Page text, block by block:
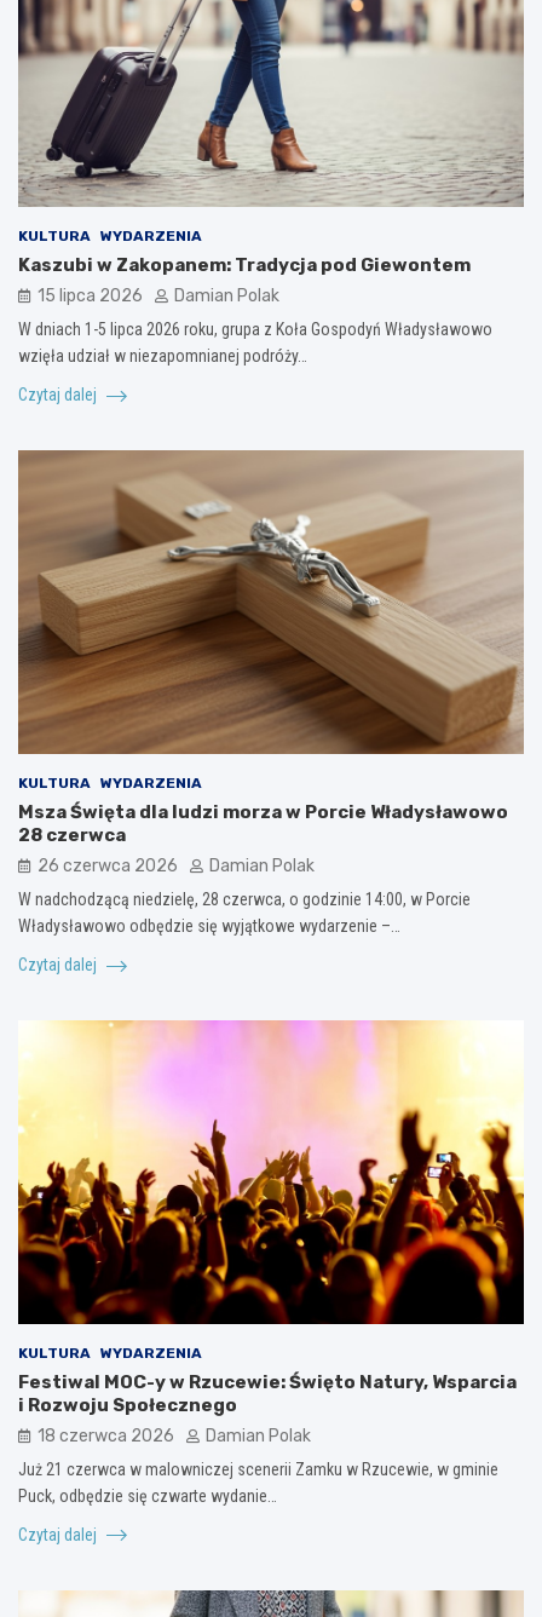
KULTURA WYDARZENIA
Kaszubi w Zakopanem: Tradycja pod Giewontem
15 lipca 2026 Damian Polak
W dniach 1-5 lipca 2026 roku, grupa z Koła Gospodyń Władysławowo
wzięła udział w niezapomnianej podróży…
Czytaj dalej
KULTURA WYDARZENIA
Msza Święta dla ludzi morza w Porcie Władysławowo
28 czerwca
26 czerwca 2026 Damian Polak
W nadchodzącą niedzielę, 28 czerwca, o godzinie 14:00, w Porcie
Władysławowo odbędzie się wyjątkowe wydarzenie –…
Czytaj dalej
KULTURA WYDARZENIA
Festiwal MOC-y w Rzucewie: Święto Natury, Wsparcia
i Rozwoju Społecznego
18 czerwca 2026 Damian Polak
Już 21 czerwca w malowniczej scenerii Zamku w Rzucewie, w gminie
Puck, odbędzie się czwarte wydanie…
Czytaj dalej